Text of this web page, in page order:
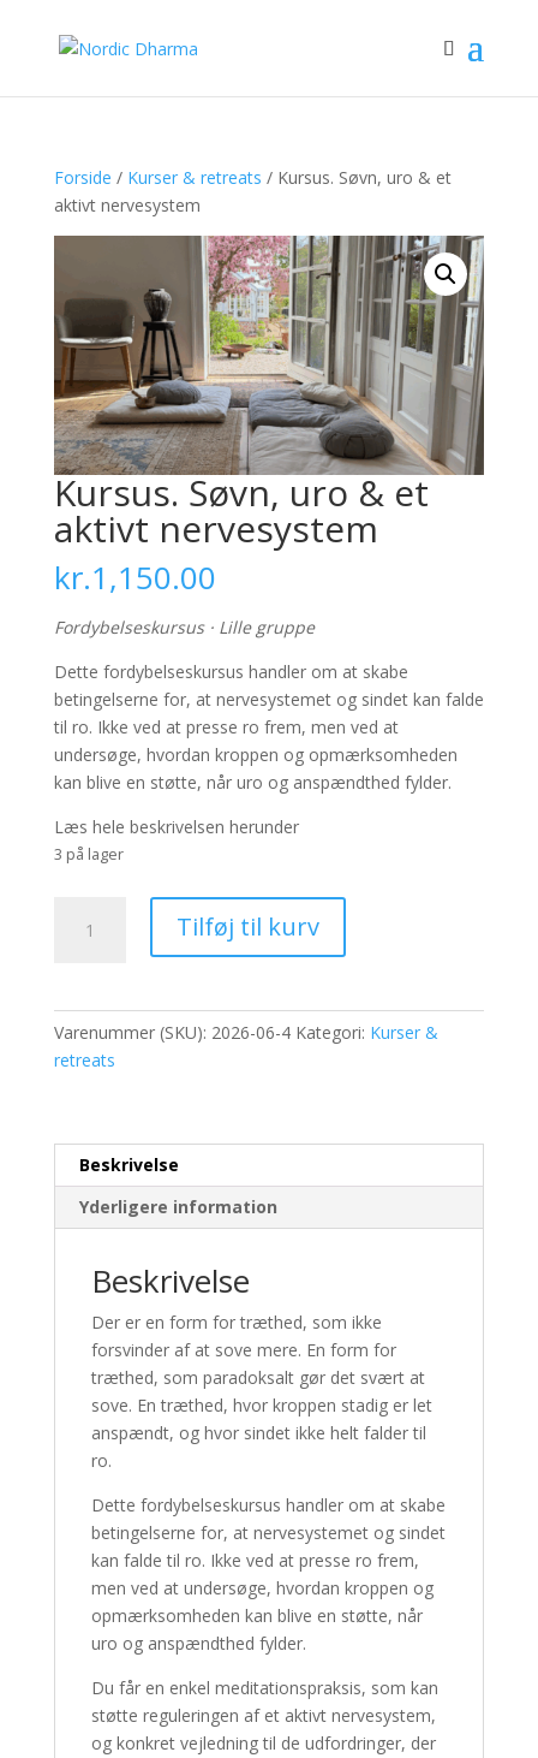
Forside / Kurser & retreats / Kursus. Søvn, uro & et
aktivt nervesystem
Kursus. Søvn, uro & et
aktivt nervesystem
kr.1,150.00
Fordybelseskursus · Lille gruppe
Dette fordybelseskursus handler om at skabe
betingelserne for, at nervesystemet og sindet kan falde
til ro. Ikke ved at presse ro frem, men ved at
undersøge, hvordan kroppen og opmærksomheden
kan blive en støtte, når uro og anspændthed fylder.
Læs hele beskrivelsen herunder
3 på lager
Søvn,
Tilføj til kurv
Varenummer (SKU): 2026-06-4 Kategori: Kurser &
retreats
Beskrivelse
Yderligere information
Beskrivelse
Der er en form for træthed, som ikke
forsvinder af at sove mere. En form for
træthed, som paradoksalt gør det svært at
sove. En træthed, hvor kroppen stadig er let
anspændt, og hvor sindet ikke helt falder til
ro.
Dette fordybelseskursus handler om at skabe
betingelserne for, at nervesystemet og sindet
kan falde til ro. Ikke ved at presse ro frem,
men ved at undersøge, hvordan kroppen og
opmærksomheden kan blive en støtte, når
uro og anspændthed fylder.
Du får en enkel meditationspraksis, som kan
støtte reguleringen af et aktivt nervesystem,
og konkret vejledning til de udfordringer, der